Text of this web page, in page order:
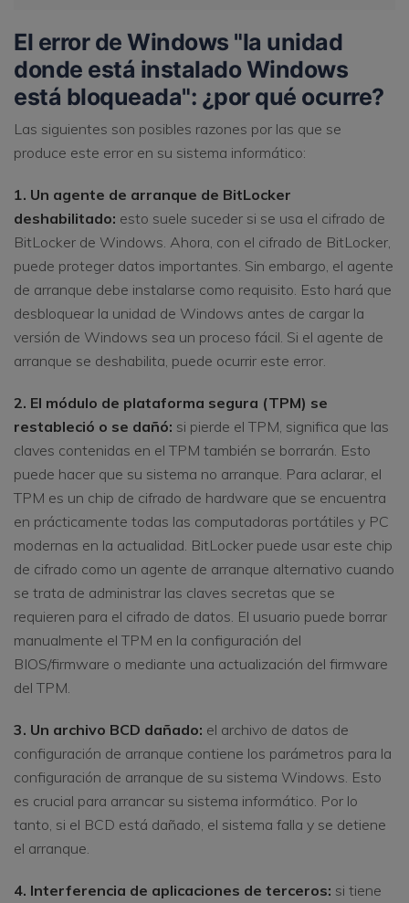
El error de Windows "la unidad
donde está instalado Windows
está bloqueada": ¿por qué ocurre?
Las siguientes son posibles razones por las que se
produce este error en su sistema informático:
1. Un agente de arranque de BitLocker
deshabilitado: esto suele suceder si se usa el cifrado de
BitLocker de Windows. Ahora, con el cifrado de BitLocker,
puede proteger datos importantes. Sin embargo, el agente
de arranque debe instalarse como requisito. Esto hará que
desbloquear la unidad de Windows antes de cargar la
versión de Windows sea un proceso fácil. Si el agente de
arranque se deshabilita, puede ocurrir este error.
2. El módulo de plataforma segura (TPM) se
restableció o se dañó: si pierde el TPM, significa que las
claves contenidas en el TPM también se borrarán. Esto
puede hacer que su sistema no arranque. Para aclarar, el
TPM es un chip de cifrado de hardware que se encuentra
en prácticamente todas las computadoras portátiles y PC
modernas en la actualidad. BitLocker puede usar este chip
de cifrado como un agente de arranque alternativo cuando
se trata de administrar las claves secretas que se
requieren para el cifrado de datos. El usuario puede borrar
manualmente el TPM en la configuración del
BIOS/firmware o mediante una actualización del firmware
del TPM.
3. Un archivo BCD dañado: el archivo de datos de
configuración de arranque contiene los parámetros para la
configuración de arranque de su sistema Windows. Esto
es crucial para arrancar su sistema informático. Por lo
tanto, si el BCD está dañado, el sistema falla y se detiene
el arranque.
4. Interferencia de aplicaciones de terceros: si tiene